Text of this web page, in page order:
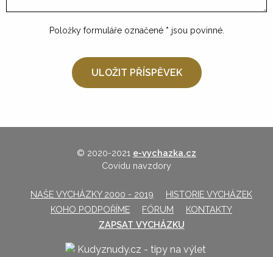
Položky formuláře označené * jsou povinné.
© 2020-2021 e-vychazka.cz
Covidu navzdory
NAŠE VYCHÁZKY 2000 - 2019
HISTORIE VYCHÁZEK
KOHO PODPOŘÍME
FÓRUM
KONTAKTY
ZAPSAT VYCHÁZKU